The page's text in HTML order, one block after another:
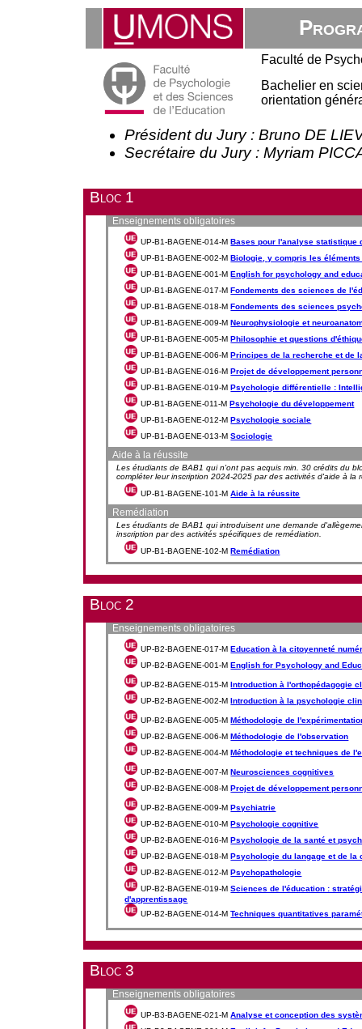
Faculté de
Bachelier en
orientation
Président du Jury : Bruno DE
Secrétaire du Jury : Myriam
Bloc 1
Enseignements obligatoires
UP-B1-BAGENE-014-MBases pour l'analyse statistique
UP-B1-BAGENE-002-MBiologie, y compris les
UP-B1-BAGENE-001-MEnglish for psychology and
UP-B1-BAGENE-017-MFondements des sciences de
UP-B1-BAGENE-018-MFondements des sciences
UP-B1-BAGENE-009-MNeurophysiologie et
UP-B1-BAGENE-005-MPhilosophie et questions
UP-B1-BAGENE-006-MPrincipes de la recherche et de
UP-B1-BAGENE-016-MProjet de développement
UP-B1-BAGENE-019-MPsychologie différentielle :
UP-B1-BAGENE-011-MPsychologie du développement
UP-B1-BAGENE-012-MPsychologie sociale
UP-B1-BAGENE-013-MSociologie
Aide à la réussite
Les étudiants de BAB1 qui n'ont pas acquis min. 30 crédits du
compléter leur inscription 2024-2025 par des activités d'aide à la
UP-B1-BAGENE-101-MAide à la réussite
Remédiation
Les étudiants de BAB1 qui introduisent une demande
inscription par des activités spécifiques de remédiation.
UP-B1-BAGENE-102-MRemédiation
Bloc 2
Enseignements obligatoires
UP-B2-BAGENE-017-MEducation à la citoyenneté
UP-B2-BAGENE-001-MEnglish for Psychology and
UP-B2-BAGENE-015-MIntroduction à l'orthopédagogie
UP-B2-BAGENE-002-MIntroduction à la psychologie
UP-B2-BAGENE-005-MMéthodologie de
UP-B2-BAGENE-006-MMéthodologie de l'observation
UP-B2-BAGENE-004-MMéthodologie et techniques de
UP-B2-BAGENE-007-MNeurosciences cognitives
UP-B2-BAGENE-008-MProjet de développement
UP-B2-BAGENE-009-MPsychiatrie
UP-B2-BAGENE-010-MPsychologie cognitive
UP-B2-BAGENE-016-MPsychologie de la santé et
UP-B2-BAGENE-018-MPsychologie du langage et de la
UP-B2-BAGENE-012-MPsychopathologie
UP-B2-BAGENE-019-MSciences de l'éducation :
d'apprentissage
UP-B2-BAGENE-014-MTechniques quantitatives
Bloc 3
Enseignements obligatoires
UP-B3-BAGENE-021-MAnalyse et conception des